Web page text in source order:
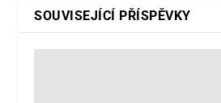
SOUVISEJÍCÍ PŘÍSPĚVKY